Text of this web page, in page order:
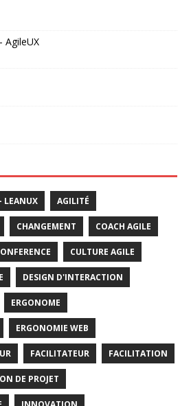
AgileUX
LEANUX AGILITÉ
CHANGEMENT COACH AGILE
CULTURE AGILE
DESIGN D'INTERACTION
ERGONOME
ERGONOMIE WEB
FACILITATEUR FACILITATION
DE PROJET